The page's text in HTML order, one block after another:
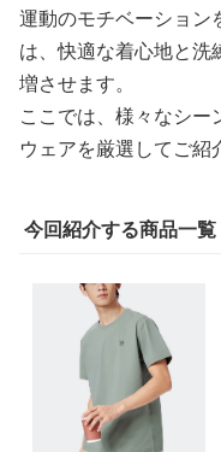
運動のモチベーション
は、快適な着心地と
増させます。
ここでは、様々なシ
ウェアを厳選してご紹
今回紹介する商品一覧